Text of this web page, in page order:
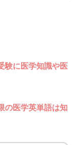
験に医学知識や医
の医学英単語は知